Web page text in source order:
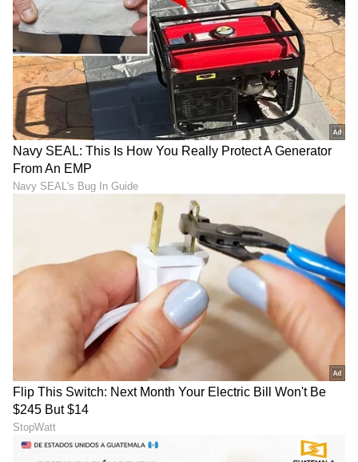
DOWNLOAD APP
RECOMMENDED STORIES
ಆಶ್ರಮ, ಸಂಸ್ಥೆಗಳಿಗೆ ನೋಟ್​
ಬುಕ್​ ಕೊಡಲು ಮುಂದಾದ 'ಕರ್ಣ':
ನಟ Kiran Raj ಹೀಗೊಂದು
ಮಾವನ ಹೆಸರಲ್ಲ,
ಸರ್‌ನೇಮ್‌ನಲ್ಲಿರೋದು ನನ್ನಪ್ಪನ
ಹೆಸರು: ಗೊಂದಲಕ್ಕೆ ತೆರೆ ಎಳೆದ
ಡಾನ್‌ ಜಯರಾಜ್‌ ಸೊಸೆ ಇಂಪನಾ